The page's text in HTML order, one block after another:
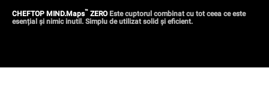
CHEFTOP MIND.Maps™ ZERO Este cuptorul combinat cu tot ceea ce este
esențial și nimic inutil. Simplu de utilizat solid și eficient.